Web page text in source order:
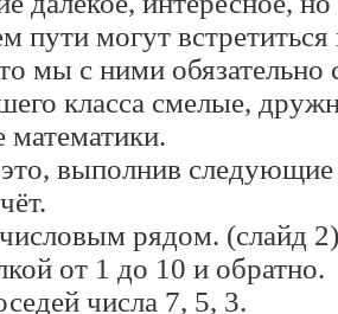
пути могут
мы с ними обязательно
класса смелые,
математики.
выполнив следующие
рядом. (слайд 2)
от 1 до 10 и обратно.
числа 7, 5, 3.